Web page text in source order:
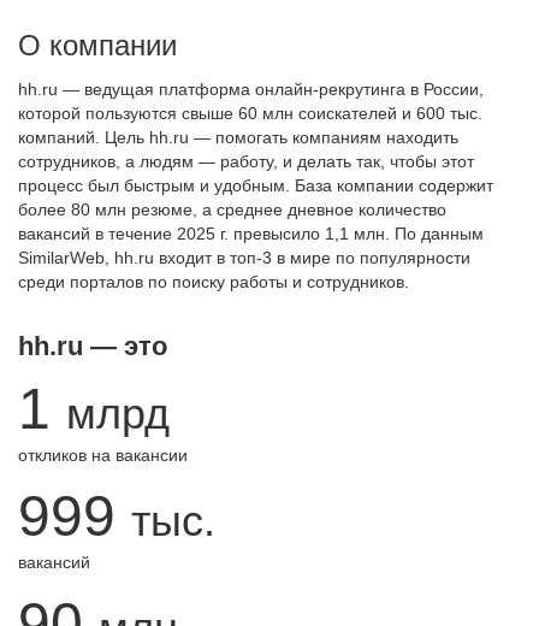
О компании
hh.ru — ведущая платформа онлайн-рекрутинга в России,
которой пользуются свыше 60 млн соискателей и 600 тыс.
компаний. Цель hh.ru — помогать компаниям находить
сотрудников, а людям — работу, и делать так, чтобы этот
процесс был быстрым и удобным. База компании содержит
более 80 млн резюме, а среднее дневное количество
вакансий в течение 2025 г. превысило 1,1 млн. По данным
SimilarWeb, hh.ru входит в топ-3 в мире по популярности
среди порталов по поиску работы и сотрудников.
hh.ru — это
1 млрд
откликов на вакансии
999 тыс.
вакансий